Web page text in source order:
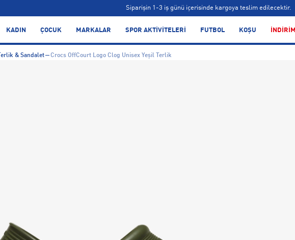
Siparişin 1-3 iş günü içerisinde kargoya teslim edilecektir.
Bonus kartlara özel vade farksız taksit seçenekleri!
KADIN ÇOCUK MARKALAR SPOR AKTİVİTELERİ FUTBOL KOŞU İNDİRİM
Terlik & Sandalet
Crocs OffCourt Logo Clog Unisex Yeşil Terlik